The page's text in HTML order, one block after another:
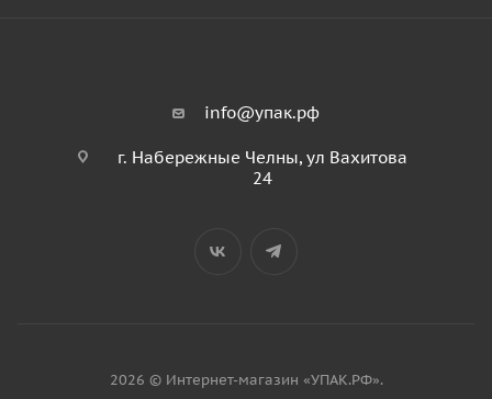
info@упак.рф
г. Набережные Челны, ул Вахитова
24
2026 © Интернет-магазин «УПАК.РФ».